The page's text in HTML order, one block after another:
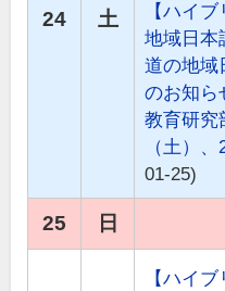
24 土
【ハイ
地域日本
道の地域
のお知ら
教育研究
（土）
01-25)
25 日
【ハイ